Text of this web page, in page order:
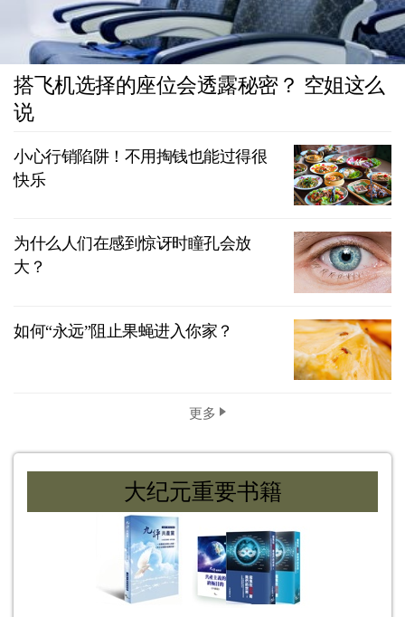
搭飞机选择的座位会透露秘密？ 空姐这么
说
小心行销陷阱！不用掏钱也能过得很
快乐
为什么人们在感到惊讶时瞳孔会放
大？
如何“永远”阻止果蝇进入你家？
更多
大纪元重要书籍